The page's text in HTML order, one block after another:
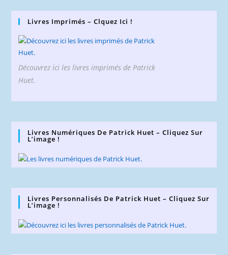
Livres Imprimés – Clquez Ici !
Découvrez ici les livres imprimés de Patrick
Huet.
Livres Numériques De Patrick Huet – Cliquez Sur
L’image !
Livres Personnalisés De Patrick Huet – Cliquez Sur
L’image !